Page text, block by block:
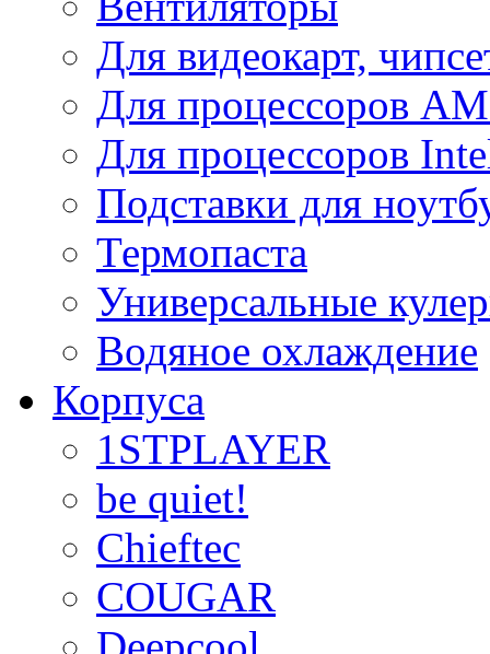
Для видеокарт,
Для процессоров
Для процессоров
Подставки для
Термопаста
Универсальные
Водяное охлаждение
Корпуса
1STPLAYER
be quiet!
Chieftec
COUGAR